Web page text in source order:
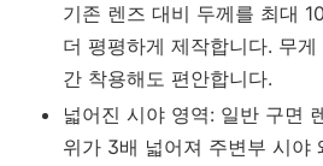
기존 렌즈 대비 두께를 최대
더 평평하게 제작합니다. 무
간 착용해도 편안합니다.
넓어진 시야 영역: 일반 구면
위가 3배 넓어져 주변부 시야